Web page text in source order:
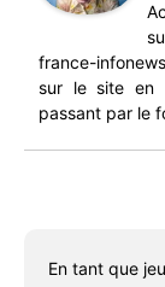
france-
sur le site en
passant par le
En tant que